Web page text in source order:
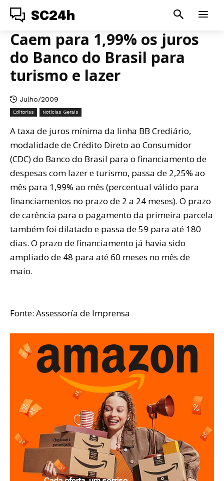
SC24h
Caem para 1,99% os juros
do Banco do Brasil para
turismo e lazer
Julho/2009
Editorias Notícias Gerais
A taxa de juros mínima da linha BB Crediário,
modalidade de Crédito Direto ao Consumidor
(CDC) do Banco do Brasil para o financiamento de
despesas com lazer e turismo, passa de 2,25% ao
mês para 1,99% ao mês (percentual válido para
financiamentos no prazo de 2 a 24 meses). O prazo
de carência para o pagamento da primeira parcela
também foi dilatado e passa de 59 para até 180
dias. O prazo de financiamento já havia sido
ampliado de 48 para até 60 meses no mês de
maio.
Fonte: Assessoría de Imprensa